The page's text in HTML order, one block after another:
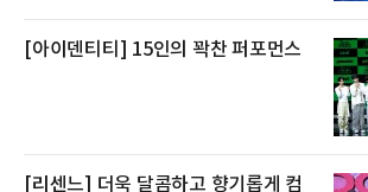
[아이덴티티] 15인의 꽉찬 퍼포먼스
[리센느] 더욱 달콤하고 향기롭게 컴